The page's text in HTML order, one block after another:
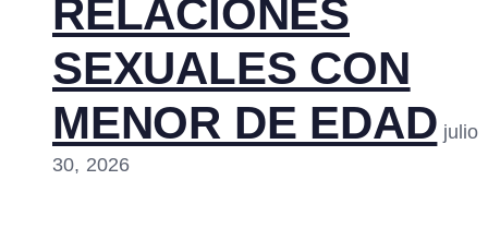
RELACIONES
SEXUALES CON
MENOR DE EDAD julio
30, 2026